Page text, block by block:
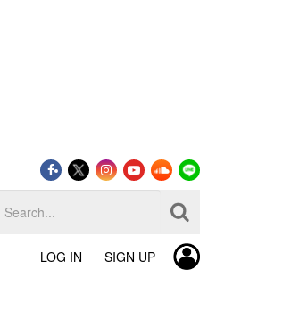
LOG IN SIGN UP